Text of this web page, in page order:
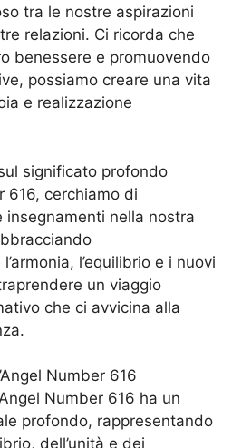
tra le nostre aspirazioni
relazioni. Ci ricorda che
benessere e promuovendo
possiamo creare una vita
e realizzazione
significato profondo
616, cerchiamo di
insegnamenti nella nostra
l’equilibrio e i nuovi
un viaggio
che ci avvicina alla
Number 616
Number 616 ha un
profondo, rappresentando
dell’unità e dei